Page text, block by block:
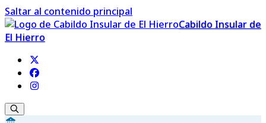
Saltar al contenido principal
Cabildo Insular de
El Hierro